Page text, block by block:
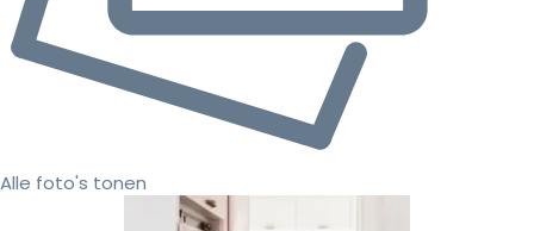
Alle foto's tonen